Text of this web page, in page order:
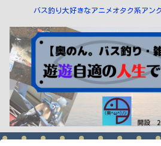
バス釣り大好きなアニメオタク系アン